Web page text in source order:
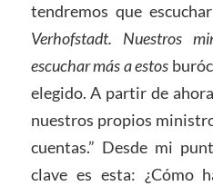
tendremos que
Verhofstadt. Nuestros
escuchar más a estos
elegido. A partir de
nuestros propios
cuentas.” Desde mi
clave es esta: ¿Cómo